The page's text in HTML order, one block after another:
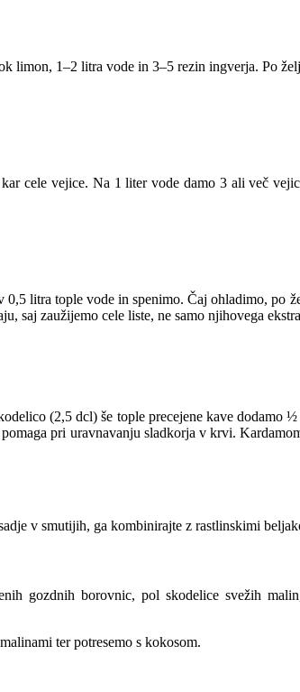
limon, 1–2 litra vode in 3–5 rezin ingverja. Po
cele vejice. Na 1 liter vode damo 3 ali več
0,5 litra tople vode in spenimo. Čaj ohladimo, po
saj zaužijemo cele liste, ne samo njihovega
(2,5 dcl) še tople precejene kave dodamo
pri uravnavanju sladkorja v krvi.
v smutijih, ga kombinirajte z rastlinskimi
gozdnih borovnic, pol skodelice svežih
ter potresemo s kokosom.